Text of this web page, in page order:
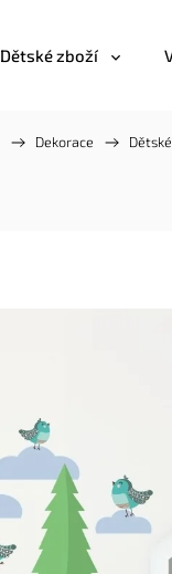
Dětské zboží
/ Dekorace /